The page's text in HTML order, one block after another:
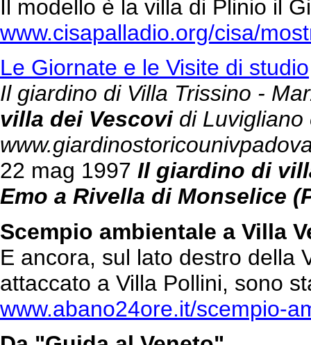
Il modello è la villa di Plinio il
www.cisapalladio.org/cisa/
Le Giornate e le Visite di studio
Il giardino di Villa Trissino -
villa dei Vescovidi Luvigliano
22 mag 1997 Il giardino di
Emo a Rivella di Monselice
Scempio ambientale a Villa
E ancora, sul lato destro della
attaccato a Villa Pollini, sono
www.abano24ore.it/scempio-